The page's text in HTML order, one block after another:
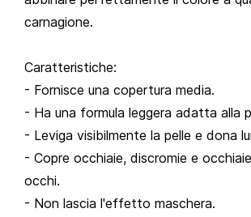
carnagione.
Caratteristiche:
- Fornisce una copertura media.
- Ha una formula leggera adatta alla
- Leviga visibilmente la pelle e dona
- Copre occhiaie, discromie e
occhi.
- Non lascia l'effetto maschera.